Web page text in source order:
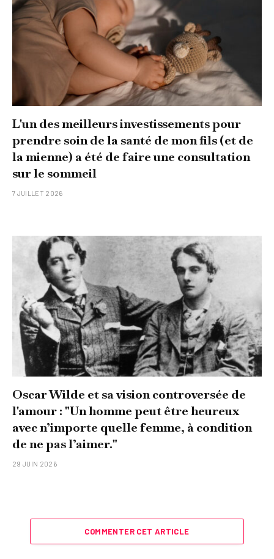
L'un des meilleurs investissements pour
prendre soin de la santé de mon fils (et de
la mienne) a été de faire une consultation
sur le sommeil
7 JUILLET 2026
Oscar Wilde et sa vision controversée de
l'amour : "Un homme peut être heureux
avec n’importe quelle femme, à condition
de ne pas l’aimer."
29 JUIN 2026
COMMENTER CET ARTICLE